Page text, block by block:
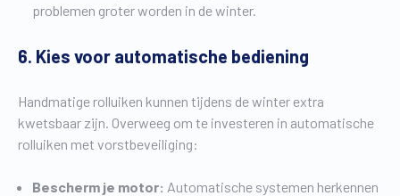
problemen groter worden in de winter.
6. Kies voor automatische bediening
Handmatige rolluiken kunnen tijdens de winter extra
kwetsbaar zijn. Overweeg om te investeren in automatische
rolluiken met vorstbeveiliging:
Bescherm je motor: Automatische systemen herkennen